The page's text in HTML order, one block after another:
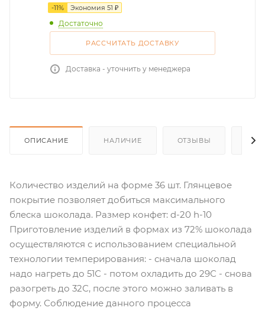
-11% Экономия 51 ₽
Достаточно
РАССЧИТАТЬ ДОСТАВКУ
Доставка - уточнить у менеджера
ОПИСАНИЕ НАЛИЧИЕ ОТЗЫВЫ
Количество изделий на форме 36 шт. Глянцевое
покрытие позволяет добиться максимального
блеска шоколада. Размер конфет: d-20 h-10
Приготовление изделий в формах из 72% шоколада
осуществляются с использованием специальной
технологии темперирования: - сначала шоколад
надо нагреть до 51С - потом охладить до 29С - снова
разогреть до 32С, после этого можно заливать в
форму. Соблюдение данного процесса